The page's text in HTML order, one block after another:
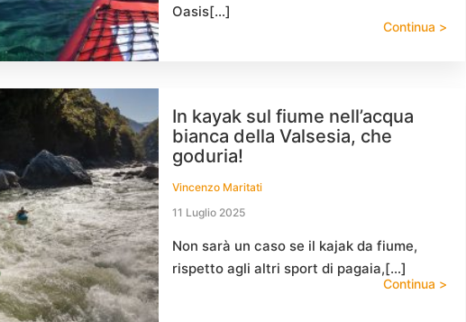
Oasis[…]
Continua >
In kayak sul fiume nell’acqua
bianca della Valsesia, che
goduria!
Vincenzo Maritati
11 Luglio 2025
Non sarà un caso se il kajak da fiume,
rispetto agli altri sport di pagaia,[…]
Continua >